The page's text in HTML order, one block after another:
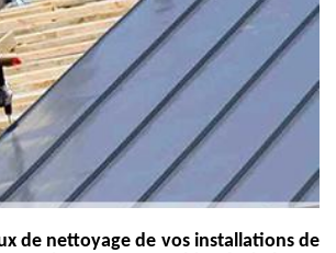
de nettoyage de vos installations de